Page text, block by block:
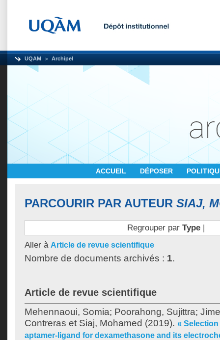
UQAM Archipel
ACCUEIL DÉPOSER
PARCOURIR PAR AUTEUR SIAJ,
Regrouper par Type|
Aller à Article de revue scientifique
Nombre de documents archivés : 1.
Article de revue scientifique
Mehennaoui, Somia; Poorahong, Sujittra;
Contreras et Siaj, Mohamed (2019). «
aptamer-ligand for dexamethasone and its